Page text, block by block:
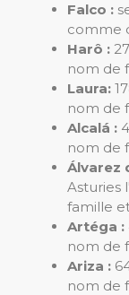
Falco :
comme
Harô :
nom de
Laura:
nom de
Alcalá :
nom de
Álvarez
Asturies
famille
Artéga :
nom de
Ariza :
nom de